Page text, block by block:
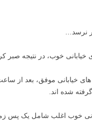
نرسد…
خوب، در نتیجه صبر
خیابانی موفق، بعد از
شده اند.
خوب اغلب شامل یک پس